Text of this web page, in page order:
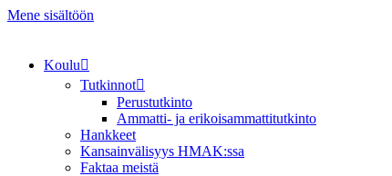
Mene sisältöön
Koulu
Tutkinnot
Perustutkinto
Ammatti- ja erikoisammattitutkinto
Hankkeet
Kansainvälisyys HMAK:ssa
Faktaa meistä